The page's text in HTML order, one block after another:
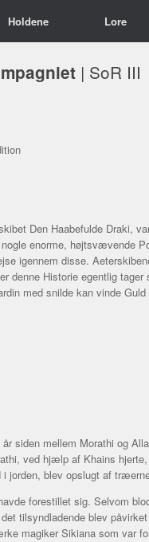
Holdene Lore
| SoR III
Den Haabefulde Draki,
enorme, højtsvævende
igennem disse.
denne Historie egentlig
med snilde kan vinde
siden mellem Morathi og
ved hjælp af Khains
jorden, blev opslugt af
forestillet sig. Selvom
tilsyndladende blev
magiker Sikiana som var